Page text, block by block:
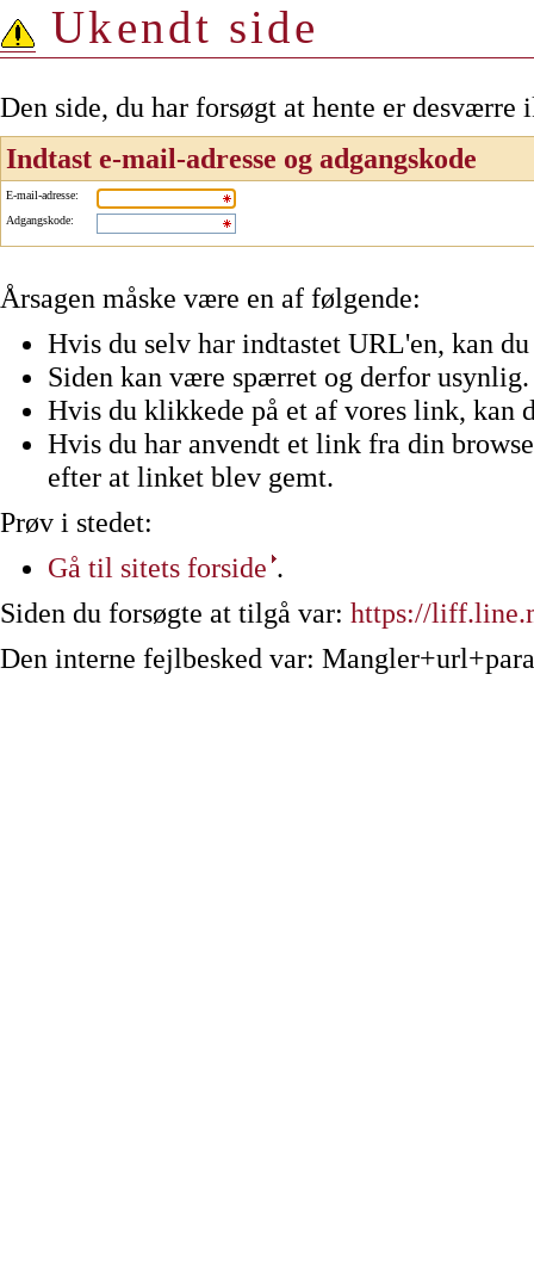
Ukendt side
Den side, du har forsøgt at hente er
Indtast e-mail-adresse og adgangskode
E-mail-adresse:
Adgangskode:
Årsagen måske være en af følgende:
Hvis du selv har indtastet URL'en, kan
Siden kan være spærret og derfor usynlig.
Hvis du klikkede på et af vores link, kan
Hvis du har anvendt et link fra din
efter at linket blev gemt.
Prøv i stedet:
Gå til sitets forside .
Siden du forsøgte at tilgå var: https://
Den interne fejlbesked var: